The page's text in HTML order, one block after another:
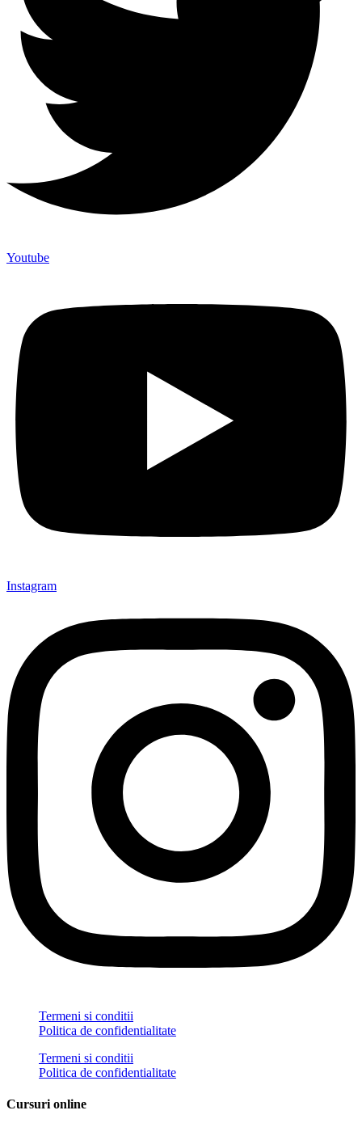
Youtube
Instagram
Termeni si conditii
Politica de confidentialitate
Termeni si conditii
Politica de confidentialitate
Cursuri online